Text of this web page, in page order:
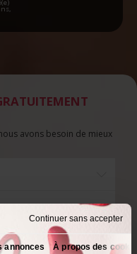
Continuer sans accepter
annonces À propos des
avons besoin de mieux